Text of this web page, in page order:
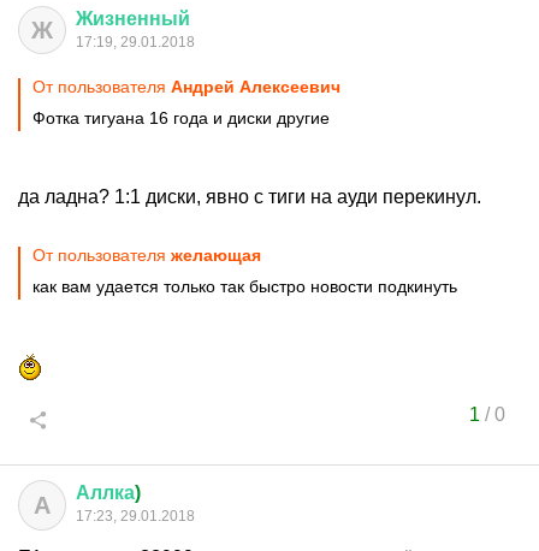
Ж Жизненный
17:19, 29.01.2018
От пользователя Андрей Алексеевич
Фотка тигуана 16 года и диски другие
да ладна? 1:1 диски, явно с тиги на ауди перекинул.
От пользователя желающая
как вам удается только так быстро новости подкинуть
1 /0
А Аллка)
17:23, 29.01.2018